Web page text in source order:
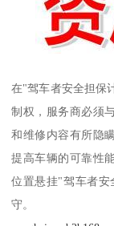
在"驾车者安全担保
制权，服务商必须
和维修内容有所隐
提高车辆的可靠性
位置悬挂"驾车者安
守。